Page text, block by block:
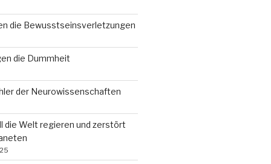
die Bewusstseinsverletzungen
die Dummheit
der Neurowissenschaften
die Welt regieren und zerstört